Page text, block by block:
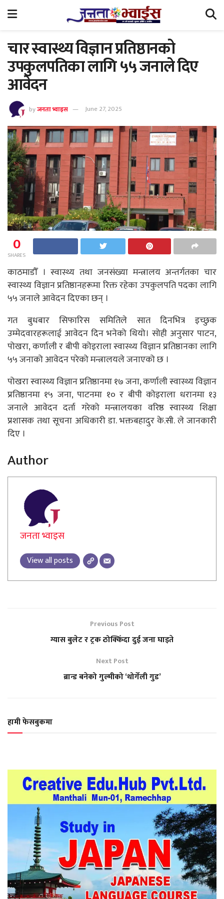
चार स्वास्थ्य विज्ञान प्रतिष्ठानको
उपकुलपतिका लागि ५५ जनाले दिए
आवेदन
byजनता भ्वाइस June 27, 2025
0
SHARES
काठमाडौँ । स्वास्थ्य तथा जनसंख्या मन्त्रालय अन्तर्गतका चार
स्वास्थ्य विज्ञान प्रतिष्ठानहरूमा रिक्त रहेका उपकुलपति पदका लागि
५५ जनाले आवेदन दिएका छन् ।
गत बुधबार सिफारिस समितिले सात दिनभित्र इच्छुक
उम्मेदवारहरूलाई आवेदन दिन भनेको थियो। सोही अनुसार पाटन,
पोखरा, कर्णाली र बीपी कोइराला स्वास्थ्य विज्ञान प्रतिष्ठानका लागि
५५ जनाको आवेदन परेको मन्त्रालयले जनाएको छ ।
पोखरा स्वास्थ्य विज्ञान प्रतिष्ठानमा १७ जना, कर्णाली स्वास्थ्य विज्ञान
प्रतिष्ठानमा १५ जना, पाटनमा १० र बीपी कोइराला धरानमा १३
जनाले आवेदन दर्ता गरेको मन्त्रालयका वरिष्ठ स्वास्थ्य शिक्षा
प्रशासक तथा सूचना अधिकारी डा. भक्तबहादुर के.सी. ले जानकारी
दिए ।
Author
जनता भ्वाइस
View all posts
Previous Post
ग्यास बुलेट र ट्रक ठोक्किँदा दुई जना घाइते
Next Post
ब्रान्ड बनेको गुल्मीको ‘थोर्गेली गुड’
हामी फेसबुकमा